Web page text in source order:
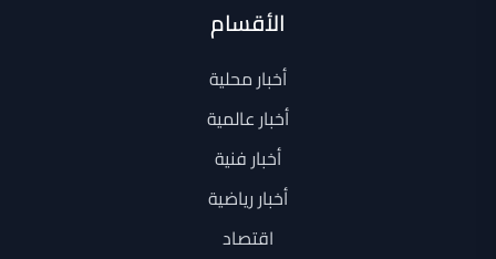
الأقسام
أخبار محلية
أخبار عالمية
أخبار فنية
أخبار رياضية
اقتصاد